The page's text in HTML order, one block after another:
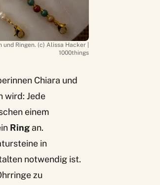
Ringen. (c) Alissa Hacker |
1000things
Chiara und
wird: Jede
einem
Ring an.
in
notwendig ist.
zu